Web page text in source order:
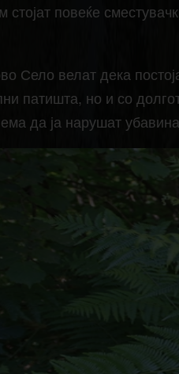
повеќе
Село велат дека
патишта, но и со
да ја нарушат